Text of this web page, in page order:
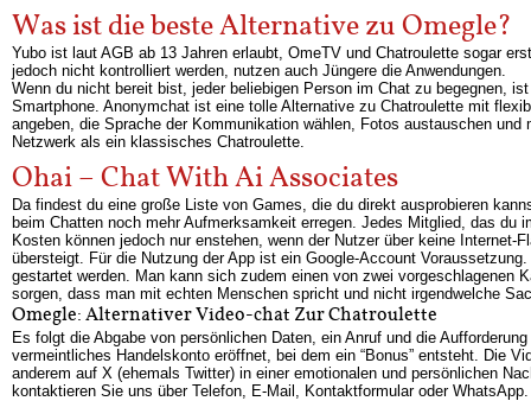
Was ist die beste Alternative zu Omegle?
Yubo ist laut AGB ab 13 Jahren erlaubt, OmeTV und Chatroulette sogar
jedoch nicht kontrolliert werden, nutzen auch Jüngere die Anwendungen.
Wenn du nicht bereit bist, jeder beliebigen Person im Chat zu begegnen,
Smartphone. Anonymchat ist eine tolle Alternative zu Chatroulette mit
angeben, die Sprache der Kommunikation wählen, Fotos austauschen
Netzwerk als ein klassisches Chatroulette.
Ohai – Chat With Ai Associates
Da findest du eine große Liste von Games, die du direkt ausprobieren
beim Chatten noch mehr Aufmerksamkeit erregen. Jedes Mitglied, das
Kosten können jedoch nur enstehen, wenn der Nutzer über keine
übersteigt. Für die Nutzung der App ist ein Google-Account
gestartet werden. Man kann sich zudem einen von zwei vorgeschlagenen
sorgen, dass man mit echten Menschen spricht und nicht irgendwelche
Omegle: Alternativer Video-chat Zur Chatroulette
Es folgt die Abgabe von persönlichen Daten, ein Anruf und die
vermeintliches Handelskonto eröffnet, bei dem ein “Bonus” entsteht. Die
anderem auf X (ehemals Twitter) in einer emotionalen und persönlichen
kontaktieren Sie uns über Telefon, E-Mail, Kontaktformular oder WhatsApp.